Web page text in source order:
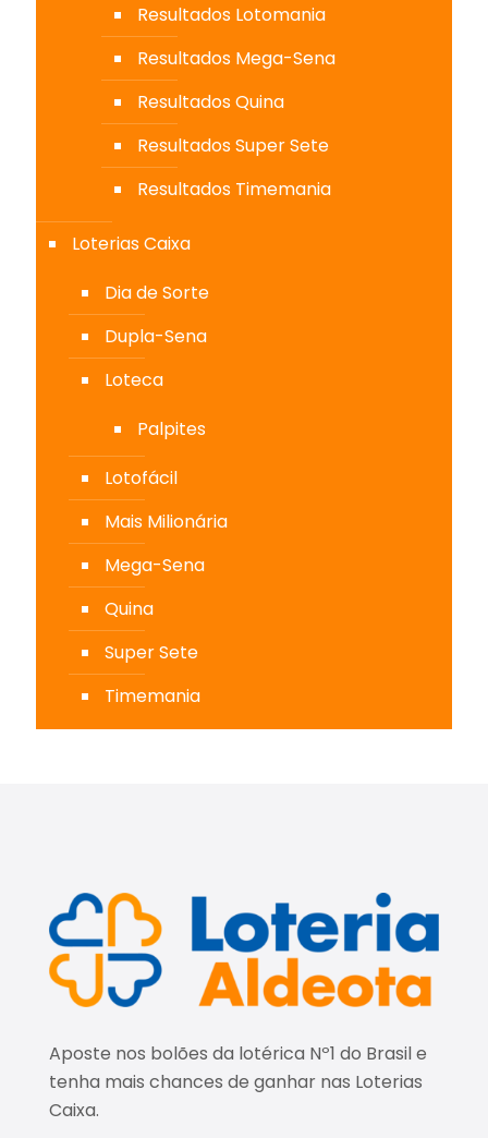
Resultados Lotomania
Resultados Mega-Sena
Resultados Quina
Resultados Super Sete
Resultados Timemania
Loterias Caixa
Dia de Sorte
Dupla-Sena
Loteca
Palpites
Lotofácil
Mais Milionária
Mega-Sena
Quina
Super Sete
Timemania
Aposte nos bolões da lotérica Nº1 do Brasil e
tenha mais chances de ganhar nas Loterias
Caixa.